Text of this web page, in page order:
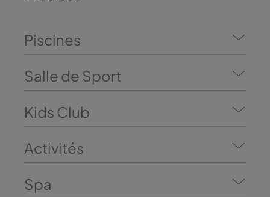
Piscines
Salle de Sport
Kids Club
Activités
Spa